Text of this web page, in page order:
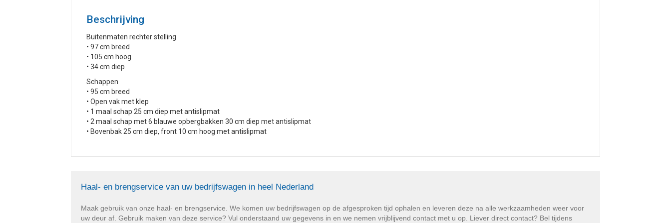
Beschrijving
Buitenmaten rechter stelling
• 97 cm breed
• 105 cm hoog
• 34 cm diep
Schappen
• 95 cm breed
• Open vak met klep
• 1 maal schap 25 cm diep met antislipmat
• 2 maal schap met 6 blauwe opbergbakken 30 cm diep met antislipmat
• Bovenbak 25 cm diep, front 10 cm hoog met antislipmat
Haal- en brengservice van uw bedrijfswagen in heel Nederland
Maak gebruik van onze haal- en brengservice. We komen uw bedrijfswagen op de afgesproken tijd ophalen en leveren deze na alle werkzaamheden weer voor
uw deur af. Gebruik maken van deze service? Vul onderstaand uw gegevens in en we nemen vrijblijvend contact met u op. Liever direct contact? Bel tijdens